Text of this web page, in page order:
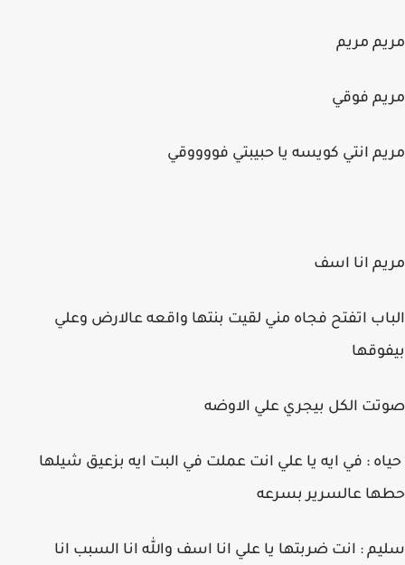
مريم مريم
مريم فوقي
مريم انتي كويسه يا حبيبتي فووووقي
مريم انا اسف
الباب اتفتح فجاه مني لقيت بنتها واقعه عالارض وعلي
بيفوقها
صوتت الكل بيجري علي الاوضه
حياه : في ايه يا علي انت عملت في البت ايه بزعيق شيلها
حطها عالسرير بسرعه
سليم : انت ضربتها يا علي انا اسف والله انا السبب انا